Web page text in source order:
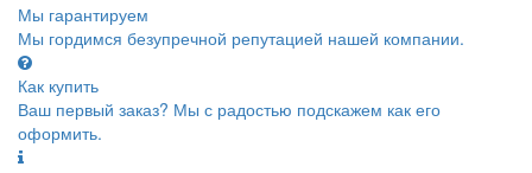
Мы гарантируем
Мы гордимся безупречной репутацией нашей компании.
Как купить
Ваш первый заказ? Мы с радостью подскажем как его
оформить.